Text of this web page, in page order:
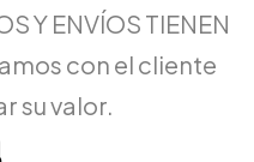
Y ENVÍOS TIENEN
con el cliente
su valor.